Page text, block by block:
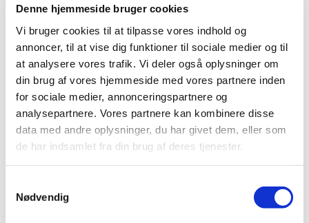
Denne hjemmeside bruger cookies
Vi bruger cookies til at tilpasse vores indhold og
annoncer, til at vise dig funktioner til sociale medier og til
at analysere vores trafik. Vi deler også oplysninger om
din brug af vores hjemmeside med vores partnere inden
for sociale medier, annonceringspartnere og
analysepartnere. Vores partnere kan kombinere disse
data med andre oplysninger, du har givet dem, eller som
de har indsamlet fra din brug af deres tjenester.
Nødvendig
til nyt lægemiddel til behandling af Covid-19
|16. december 2021|
Det europæiske lægemiddelagentur EMA’s
lægemiddelkomité CHMP indstiller, at et nyt…
Status på behandlede indberetninger om
formodede bivirkninger ved COVID-19 Vaccine
Janssen (Johnson & Johnson), uge 50
|16. december 2021
Lægemiddelstyrelsen har frem til den 14. december 2021